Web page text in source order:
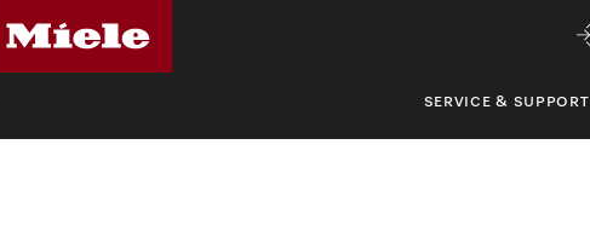
SERVICE & SUPPORT